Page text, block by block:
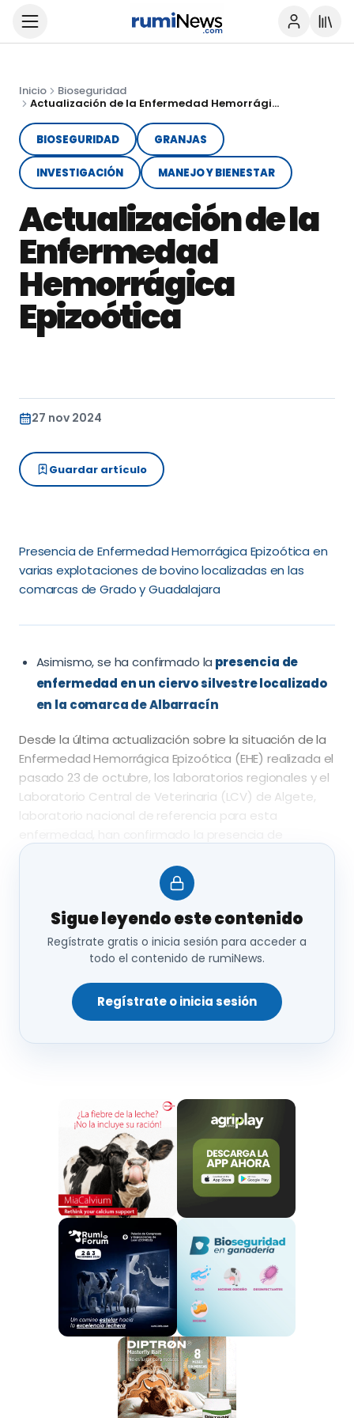
Inicio
Bioseguridad
Actualización de la Enfermedad Hemorrágica Epizoótica
BIOSEGURIDAD GRANJAS
INVESTIGACIÓN MANEJO Y BIENESTAR
Actualización de la
Enfermedad
Hemorrágica
Epizoótica
27 nov 2024
Guardar artículo
Presencia de Enfermedad Hemorrágica Epizoótica en
varias explotaciones de bovino localizadas en las
comarcas de Grado y Guadalajara
Asimismo, se ha confirmado la presencia de
enfermedad en un ciervo silvestre localizado
en la comarca de Albarracín
Desde la última actualización sobre la situación de la
Enfermedad Hemorrágica Epizoótica (EHE) realizada el
pasado 23 de octubre, los laboratorios regionales y el
Laboratorio Central de Veterinaria (LCV) de Algete,
laboratorio nacional de referencia para esta
enfermedad en
localizadas en las comarcas de Grado
(provincia de Guadalajara). Asimismo,
se ha confirmado la
presencia de enfermedad en
un ciervo silvestre localizado en la comarca de
Albarracín(provincia de Teruel). Todas estas
comarcas ya habían resultado afectadas en 2023.
Mapa de comarcas afectadas
criterio de confirmar en el laboratorio en el LCV
de Algete o en los laboratorios regionales
notificar, únicamente el primer foco detectado en
cada comarca, realizando los Servicios Veterinarios
Oficiales un seguimiento del resto de comunicaciones
de sospechas clínicas. Hasta la fecha, tan sólo las
Islas Baleares y Canarias tienen la consideración de
territorio libre de EHE.
Con los datos más recientes proporcionados
por la Consejería de Agricultura y Ganadería de
la Junta de Castilla y León, en la provincia de
León hay 400 explotaciones de vacuno cuyos
titulares han declarado la existencia de la
Enfermedad Hemorrágica Epizoótica (EHE) y se
ha comprobado la positividad con análisis de
PCR por parte de los veterinarios oficiales. Este
número de explotaciones, que ha crecido un
Sigue leyendo este contenido
Regístrate gratis o inicia sesión para acceder a
todo el contenido de rumiNews.
Regístrate o inicia sesión